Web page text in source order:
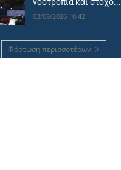
03/08/2026 10:42
Φόρτωση περισσοτέρων